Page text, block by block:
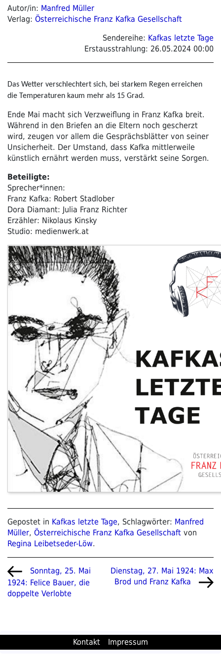
Autor/in: Manfred Müller
Verlag: Österreichische Franz Kafka Gesellschaft
Sendereihe: Kafkas letzte Tage
Erstausstrahlung: 26.05.2024 00:00
Das Wetter verschlechtert sich, bei starkem Regen erreichen
die Temperaturen kaum mehr als 15 Grad.
Ende Mai macht sich Verzweiflung in Franz Kafka breit.
Während in den Briefen an die Eltern noch gescherzt
wird, zeugen vor allem die Gesprächsblätter von seiner
Unsicherheit. Der Umstand, dass Kafka mittlerweile
künstlich ernährt werden muss, verstärkt seine Sorgen.
Beteiligte:
Sprecher*innen:
Franz Kafka: Robert Stadlober
Dora Diamant: Julia Franz Richter
Erzähler: Nikolaus Kinsky
Studio: medienwerk.at
Gepostet in Kafkas letzte Tage, Schlagwörter: Manfred
Müller, Österreichische Franz Kafka Gesellschaft von
Regina Leibetseder-Löw.
Beitragsnavigation
Vorheriger
Beitrag
Sonntag, 25. Mai
1924: Felice Bauer, die
doppelte Verlobte
Nächster
Beitrag
Dienstag, 27. Mai 1924: Max
Brod und Franz Kafka
Kontakt Impressum